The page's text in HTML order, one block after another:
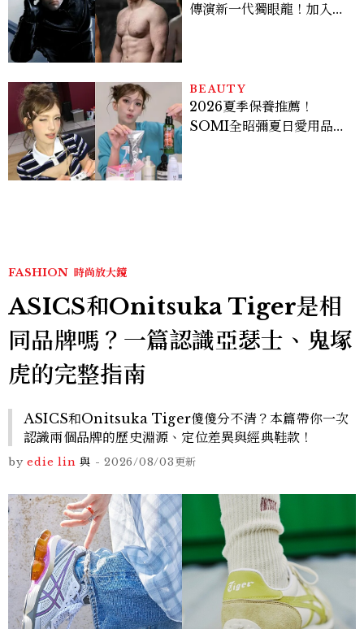
傳演新一代獨眼龍！加入新
BEAUTY
2026夏季保養推薦！
SOMI全昭彌夏日愛用品公
FASHION 時尚放大鏡
ASICS和Onitsuka Tiger是相
同品牌嗎？一篇認識亞瑟士、鬼塚
虎的完整指南
ASICS和Onitsuka Tiger傻傻分不清？本篇帶你一次
認識兩個品牌的歷史淵源、定位差異與經典鞋款！
by edie lin 與 - 2026/08/03更新